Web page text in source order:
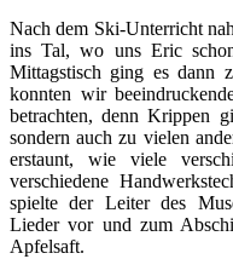
Nach dem Ski-Unterricht
ins Tal, wo uns Eric
Mittagstisch ging es dann
konnten wir
betrachten, denn Krippen
sondern auch zu vielen
erstaunt, wie viele
verschiedene
spielte der Leiter des
Lieder vor und zum
Apfelsaft.